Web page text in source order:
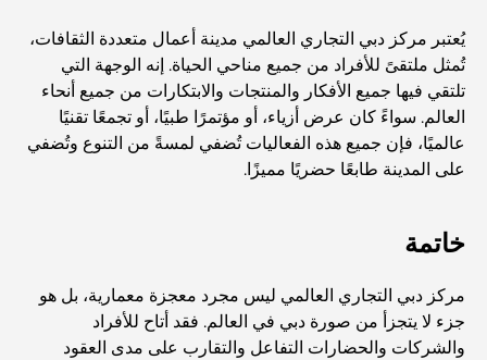
أفضل البنوك في دبي للمقيمين الأجانب: دليل مصرفي شامل
أفضل مطاعم شرائح اللحم في دبي: دليل لعشاق اللحوم
أغلى دولة في العالم: تصنيف عالمي لتكاليف المعيشة
دليل صالات الرياضة في داماك هيلز: أفضل خيارات اللياقة
أفضل مراكز التسوق في دبي للتسوق والترفيه
يُعتبر مركز دبي التجاري العالمي مدينة أعمال متعددة الثقافات،
تُمثل ملتقىً للأفراد من جميع مناحي الحياة. إنه الوجهة التي
تلتقي فيها جميع الأفكار والمنتجات والابتكارات من جميع أنحاء
العالم. سواءً كان عرض أزياء، أو مؤتمرًا طبيًا، أو تجمعًا تقنيًا
عالميًا، فإن جميع هذه الفعاليات تُضفي لمسةً من التنوع وتُضفي
على المدينة طابعًا حضريًا مميزًا.
خاتمة
مركز دبي التجاري العالمي ليس مجرد معجزة معمارية، بل هو
جزء لا يتجزأ من صورة دبي في العالم. فقد أتاح للأفراد
والشركات والحضارات التفاعل والتقارب على مدى العقود